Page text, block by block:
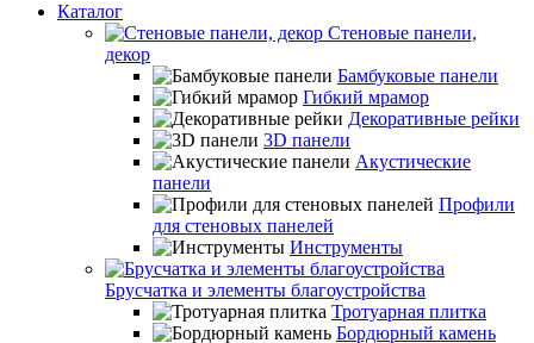
Каталог
Стеновые панели,
декор
Бамбуковые панели
Гибкий мрамор
Декоративные рейки
3D панели
Акустические
панели
Профили
для стеновых панелей
Инструменты
Брусчатка и элементы благоустройства
Тротуарная плитка
Бордюрный камень